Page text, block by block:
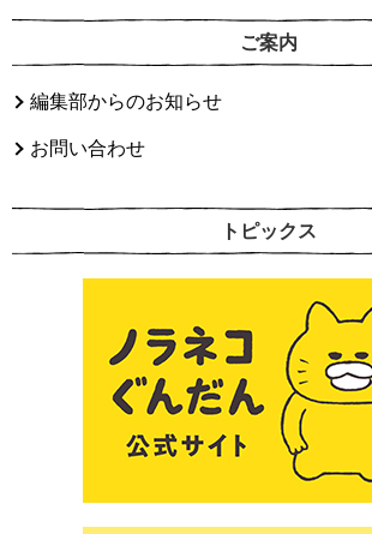
ご案内
編集部からのお知らせ
お問い合わせ
トピックス